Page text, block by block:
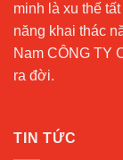
minh là xu thế
năng khai thác
Nam CÔNG TY
ra đời.
TIN TỨC